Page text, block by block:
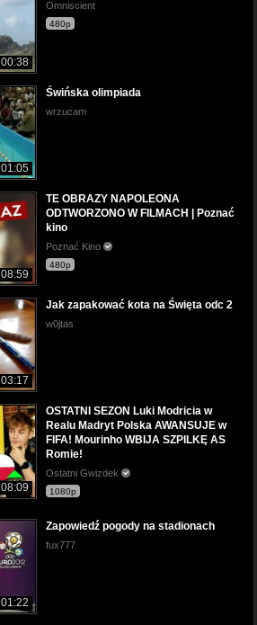
00:38
Omniscient
480p
01:05
Świńska olimpiada
wrzucam
08:59
TE OBRAZY NAPOLEONA
ODTWORZONO W FILMACH | Poznać
kino
Poznać Kino
480p
03:17
Jak zapakować kota na Święta odc 2
w0jtas
08:09
OSTATNI SEZON Luki Modricia w
Realu Madryt Polska AWANSUJE w
FIFA! Mourinho WBIJA SZPILKĘ AS
Romie!
Ostatni Gwizdek
1080p
01:22
Zapowiedź pogody na stadionach
fux777